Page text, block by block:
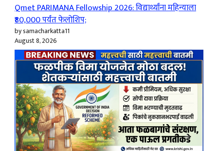
Qmet PARIMANA Fellowship 2026: विद्यार्थ्यांना महिन्याला
₹80,000 पर्यंत फेलोशिप;
by samacharkatta11
August 8, 2026